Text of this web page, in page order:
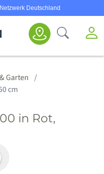
Deutschland
werden?
Sie uns an!
Suche
Garten
cm
in Rot,